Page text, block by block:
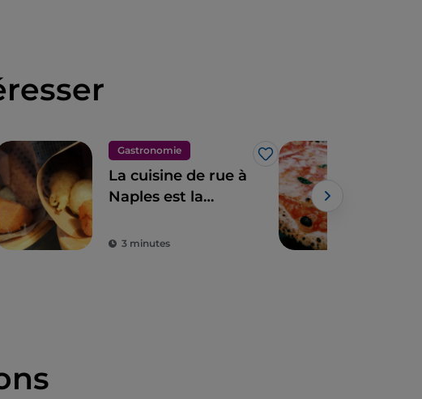
Gastronomie
J’aime
La cuisine de rue à
Naples est la
merveilles pour le
3 minutes